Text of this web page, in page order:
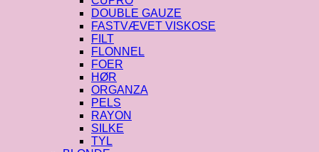
DOUBLE GAUZE
FASTVÆVET VISKOSE
FILT
FLONNEL
FOER
HØR
ORGANZA
PELS
RAYON
SILKE
TYL